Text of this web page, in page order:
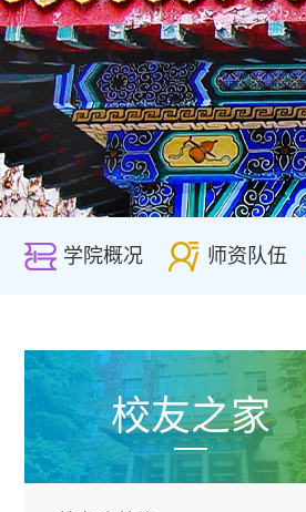
学院概况 师资队伍
校友之家